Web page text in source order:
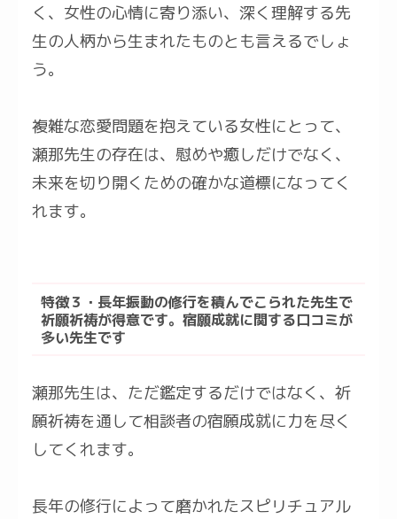
く、女性の心情に寄り添い、深く理解する先
生の人柄から生まれたものとも言えるでしょ
う。
複雑な恋愛問題を抱えている女性にとって、
瀬那先生の存在は、慰めや癒しだけでなく、
未来を切り開くための確かな道標になってく
れます。
特徴３・長年振動の修行を積んでこられた先生で
祈願祈祷が得意です。宿願成就に関する口コミが
多い先生です
瀬那先生は、ただ鑑定するだけではなく、祈
願祈祷を通して相談者の宿願成就に力を尽く
してくれます。
長年の修行によって磨かれたスピリチュアル